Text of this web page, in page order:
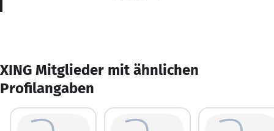
XING Mitglieder mit ähnlichen
Profilangaben